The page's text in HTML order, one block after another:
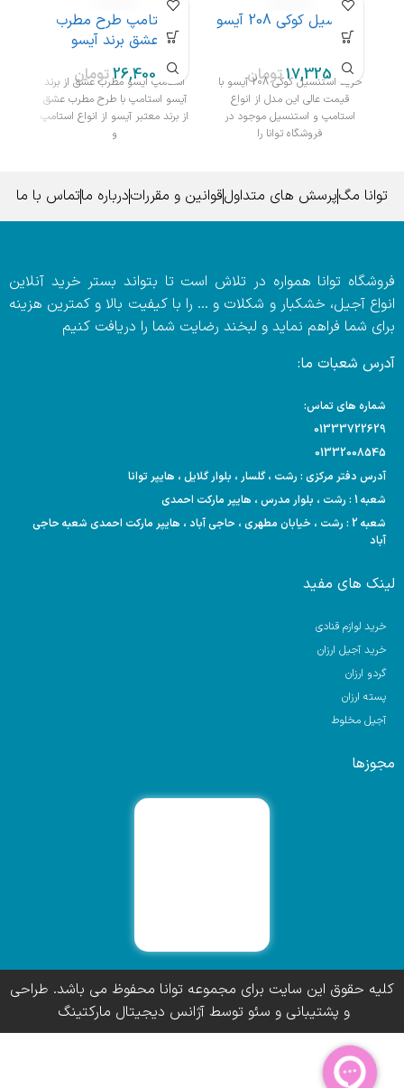
استنسیل کوکی 208 آیسو
تومانخرید استنسیل کوکی 208 آیسو با
قیمت عالی این مدل از انواع
استامپ و استنسیل موجود در
فروشگاه توانا را
استامپ طرح مطرب
عشق برند آیسو
تومان
استامپ ایسو مطرب عشق از برند
آیسو استامپ با طرح مطرب عشق
از برند معتبر آیسو از انواع استامپ
و
توانا مگپرسش های متداولقوانین و مقرراتدرباره ماتماس با ما
فروشگاه توانا همواره در تلاش است تا بتواند بستر خرید آنلاین
انواع آجیل، خشکبار و شکلات و … را با کیفیت بالا و کمترین هزینه
برای شما فراهم نماید و لبخند رضایت شما را دریافت کنیم
آدرس شعبات ما:
شماره های تماس:
01333722629
01332008545
آدرس دفتر مرکزی : رشت ، گلسار ، بلوار گلایل ، هایپر توانا
شعبه 1 : رشت ، بلوار مدرس ، هایپر مارکت احمدی
شعبه 2 : رشت ، خیابان مطهری ، حاجی آباد ، هایپر مارکت احمدی شعبه حاجی
آباد
لینک های مفید
خرید لوازم قنادی
خرید آجیل ارزان
گردو ارزان
پسته ارزان
آجیل مخلوط
مجوزها
کلیه حقوق این سایت برای مجموعه توانا محفوظ می باشد. طراحی
و پشتیبانی و سئو توسط آژانس دیجیتال مارکتینگ